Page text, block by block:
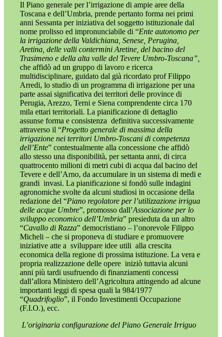
Il Piano generale per l’irrigazione di ampie aree della
Toscana e dell’Umbria, prende pertanto forma nei primi
anni Sessanta per iniziativa del soggetto istituzionale dal
nome prolisso ed impronunciabile di “Ente autonomo per
la irrigazione della Valdichiana, Senese, Perugina,
Aretina, delle valli contermini Aretine, del bacino del
Trasimeno e della alta valle del Tevere Umbro-Toscana”,
che affidò ad un gruppo di lavoro e ricerca
multidisciplinare, guidato dal già ricordato prof Filippo
Arredi, lo studio di un programma di irrigazione per una
parte assai significativa dei territori delle province di
Perugia, Arezzo, Terni e Siena comprendente circa 170
mila ettari territoriali. La pianificazione di dettaglio
assunse forma e consistenza definitiva successivamente
attraverso il “Progetto generale di massima della
irrigazione nei territori Umbro-Toscani di competenza
dell’Ente” contestualmente alla concessione che affidò
allo stesso una disponibilità, per settanta anni, di circa
quattrocento milioni di metri cubi di acqua dal bacino del
Tevere e dell’Arno, da accumulare in un sistema di medi e
grandi invasi. La pianificazione si fondò sulle indagini
agronomiche svolte da alcuni studiosi in occasione della
redazione del “Piano regolatore per l’utilizzazione irrigua
delle acque Umbre”, promosso dall’Associazione per lo
sviluppo economico dell’Umbria” presieduta da un altro
“Cavallo di Razza” democristiano – l’onorevole Filippo
Micheli – che si proponeva di studiare e promuovere
iniziative atte a sviluppare idee utili alla crescita
economica della regione di prossima istituzione. La vera e
propria realizzazione delle opere iniziò tuttavia alcuni
anni più tardi usufruendo di finanziamenti concessi
dall’allora Ministero dell’Agricoltura attingendo ad alcune
importanti leggi di spesa quali la 984/1977
“Quadrifoglio”, il Fondo Investimenti Occupazione
(F.I.O.), ecc.
L’originaria configurazione del Piano Generale Irriguo